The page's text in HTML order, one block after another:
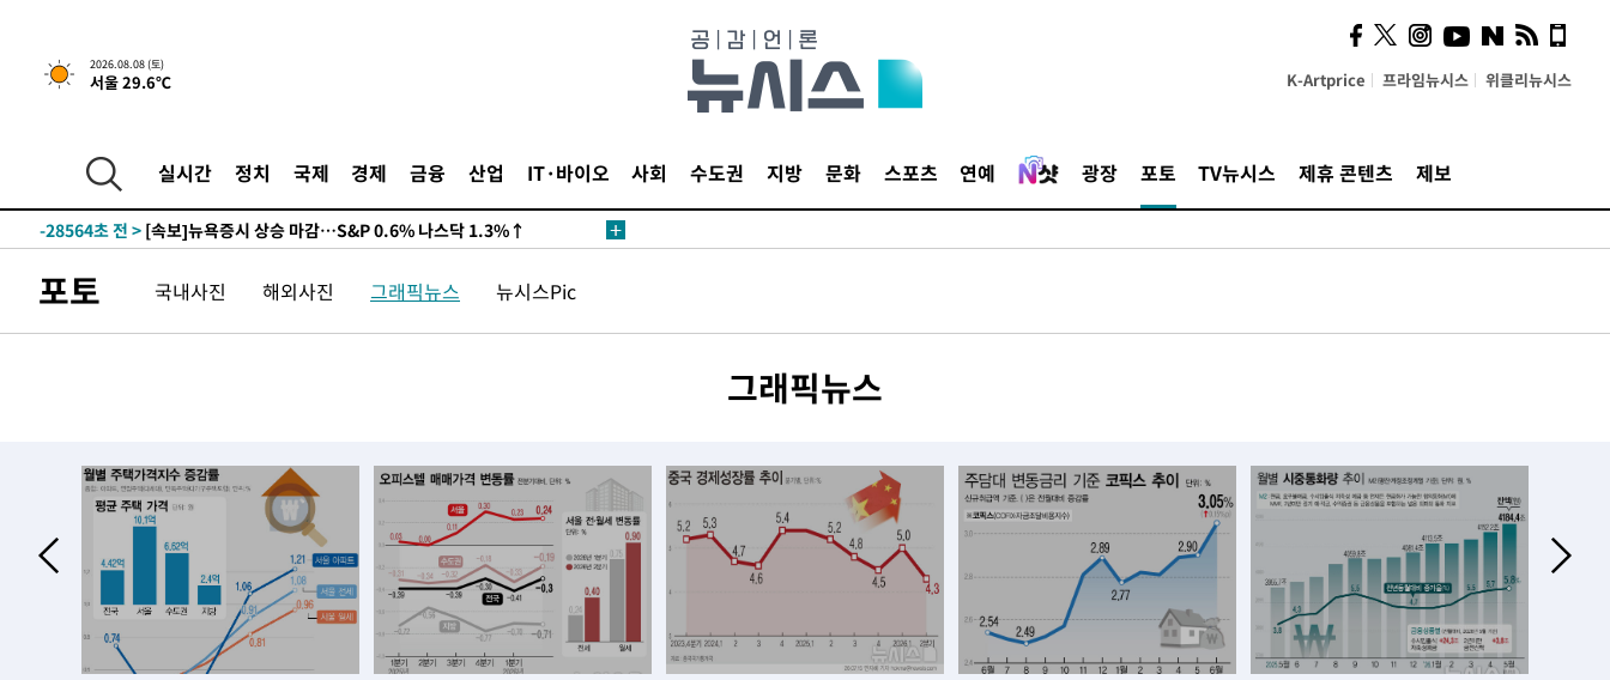
2026.08.08 (토)
서울 29.6℃ K-Artprice 프라임뉴시스 위클리뉴시스
실시간 정치 국제 경제 금융 산업 IT·바이오 사회 수도권 지방 문화 스포츠 연예 광장 포토 TV뉴시스 제휴 콘텐츠 제보
-28564초 전 > [속보]뉴욕증시 상승 마감…S&P 0.6% 나스닥 1.3%↑
포토 국내사진 해외사진 그래픽뉴스 뉴시스Pic
그래픽뉴스